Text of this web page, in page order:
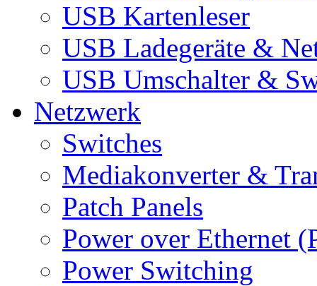
USB Kartenleser
USB Ladegeräte &
USB Umschalter &
Netzwerk
Switches
Mediakonverter &
Patch Panels
Power over Ethernet
Power Switching